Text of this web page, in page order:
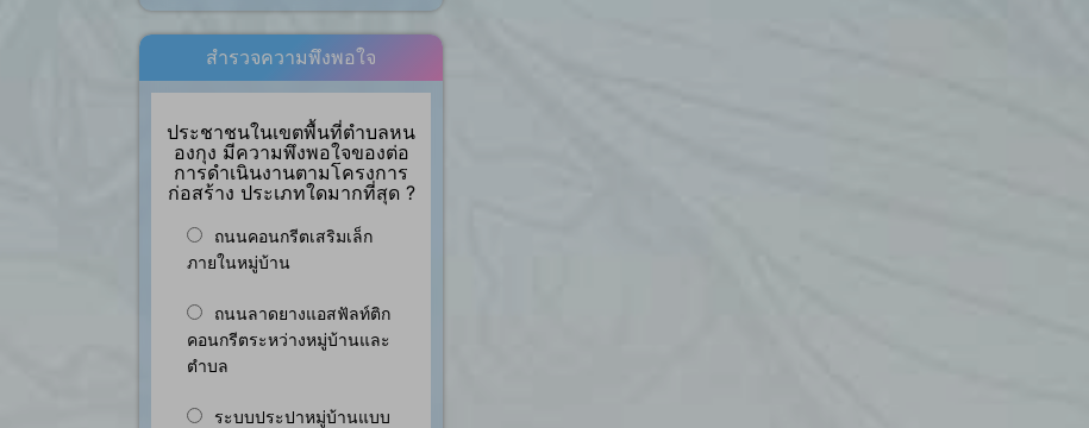
สำรวจความพึงพอใจ
ประชาชนในเขตพื้นที่ตำบลหน
องกุง มีความพึงพอใจของต่อ
การดำเนินงานตามโครงการ
ก่อสร้าง ประเภทใดมากที่สุด ?
ถนนคอนกรีตเสริมเล็ก
ภายในหมู่บ้าน
ถนนลาดยางแอสฟัลท์ติก
คอนกรีตระหว่างหมู่บ้านและ
ตำบล
ระบบประปาหมู่บ้านแบบ